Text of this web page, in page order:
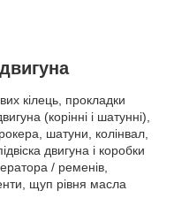
кілець, прокладки
(корінні і шатунні),
шатуни, колінвал,
двигуна і коробки
/ ременів,
щуп рівня масла